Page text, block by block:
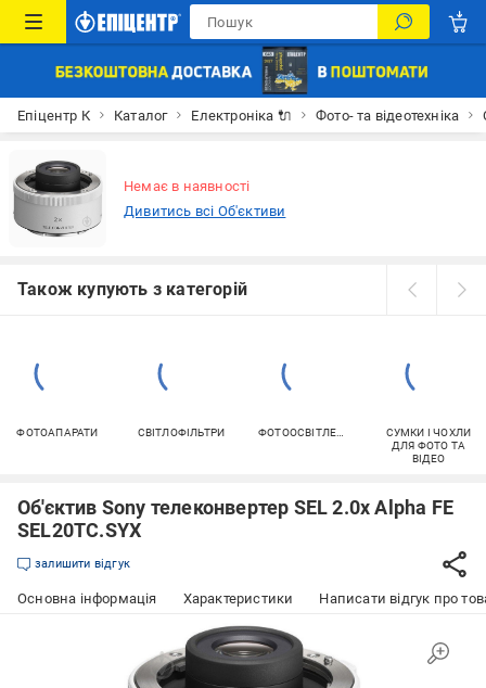
Епіцентр К Каталог Електроніка 🔌 Фото- та відеотехніка
Немає в наявності
Дивитись всі Об'єктиви
Також купують з категорій
ФОТОАПАРАТИ СВІТЛОФІЛЬТРИ
СУМКИ І ЧОХЛИ
ДЛЯ ФОТО ТА
ВІДЕО
Об'єктив Sony телеконвертер SEL 2.0x Alpha FE
SEL20TC.SYX
залишити відгук
Основна інформація Характеристики Написати відгук про